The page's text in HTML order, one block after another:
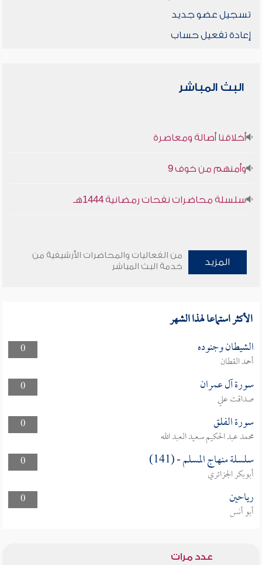
تسجيل عضو جديد
إعادة تفعيل حساب
البث المباشر
أخلاقنا أصالة ومعاصرة
وأمنهم من خوف 9
سلسلة محاضرات نفحات رمضانية 1444هـ
المزيد
من الفعاليات والمحاضرات الأرشيفية من
خدمة البث المباشر
الأكثر استماعا لهذا الشهر
0 الشيطان وجنوده
أحمد القطان
0
سورة آل عمران
صداقت علي
0
سورة الفلق
محمد عبد الحكيم سعيد العبد الله
0
سلسلة منهاج المسلم - (141)
أبوبكر الجزائري
0
رياحين
أبو أنس
عدد مرات